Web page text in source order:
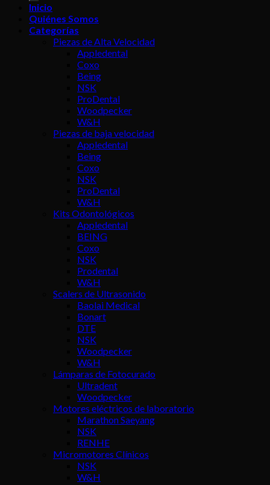
Inicio
Quiénes Somos
Categorías
Piezas de Alta Velocidad
Appledental
Coxo
Being
NSK
ProDental
Woodpecker
W&H
Piezas de baja velocidad
Appledental
Being
Coxo
NSK
ProDental
W&H
Kits Odontológicos
Appledental
BEING
Coxo
NSK
Prodental
W&H
Scalers de Ultrasonido
Baolai Medical
Bonart
DTE
NSK
Woodpecker
W&H
Lámparas de Fotocurado
Ultradent
Woodpecker
Motores eléctricos de laboratorio
Marathon Saeyang
NSK
RENHE
Micromotores Clínicos
NSK
W&H